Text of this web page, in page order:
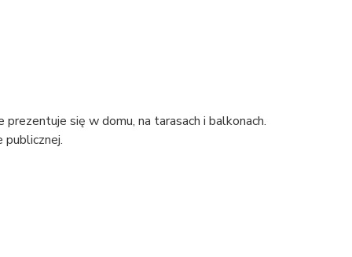
się w domu, na tarasach i balkonach.